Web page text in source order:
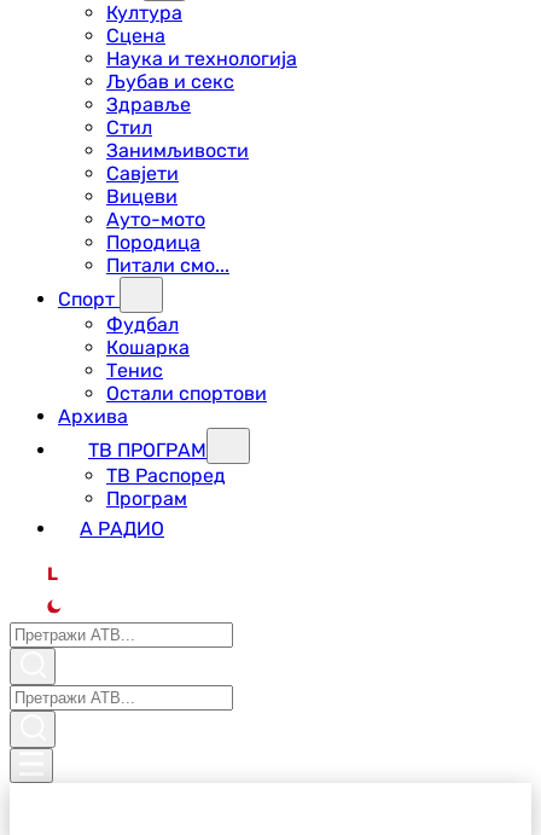
Култура
Сцена
Наука и технологија
Љубав и секс
Здравље
Стил
Занимљивости
Савјети
Вицеви
Ауто-мото
Породица
Питали смо...
Спорт
Фудбал
Кошарка
Тенис
Остали спортови
Архива
ТВ ПРОГРАМ
ТВ Распоред
Програм
А РАДИО
L